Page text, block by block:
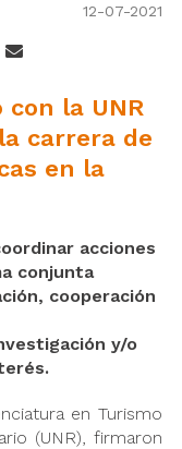
12-07-2021
con la UNR
carrera de
en la
acciones
conjunta
cooperación
y/o
en Turismo
(UNR), firmaron